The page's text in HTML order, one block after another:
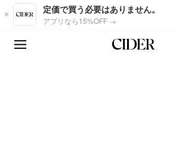
Skip to main content
定価で買う必要はありません。
アプリなら15%OFF →